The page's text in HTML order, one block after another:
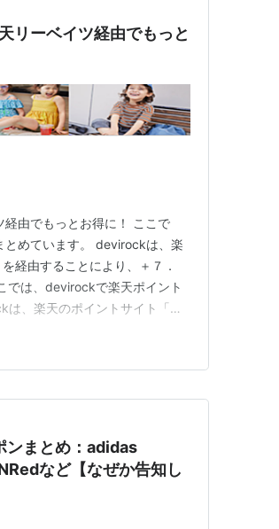
リーベイツ経由でもっと
由でもっとお得に！ ここで
めています。 devirockは、楽
経由することにより、＋７．
では、devirockで楽天ポイント
、楽天のポイントサイト「楽
は、楽天のポイント…
ンまとめ：adidas
など【なぜか告知し